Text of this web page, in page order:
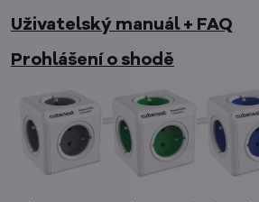
Uživatelský manuál + FAQ
Prohlášení o shodě